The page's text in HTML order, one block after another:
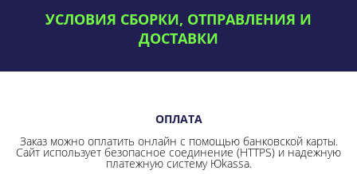
УСЛОВИЯ СБОРКИ, ОТПРАВЛЕНИЯ И
ДОСТАВКИ
ОПЛАТА
Заказ можно оплатить онлайн с помощью банковской карты.
Сайт использует безопасное соединение (HTTPS) и надежную
платежную систему Юkassa.